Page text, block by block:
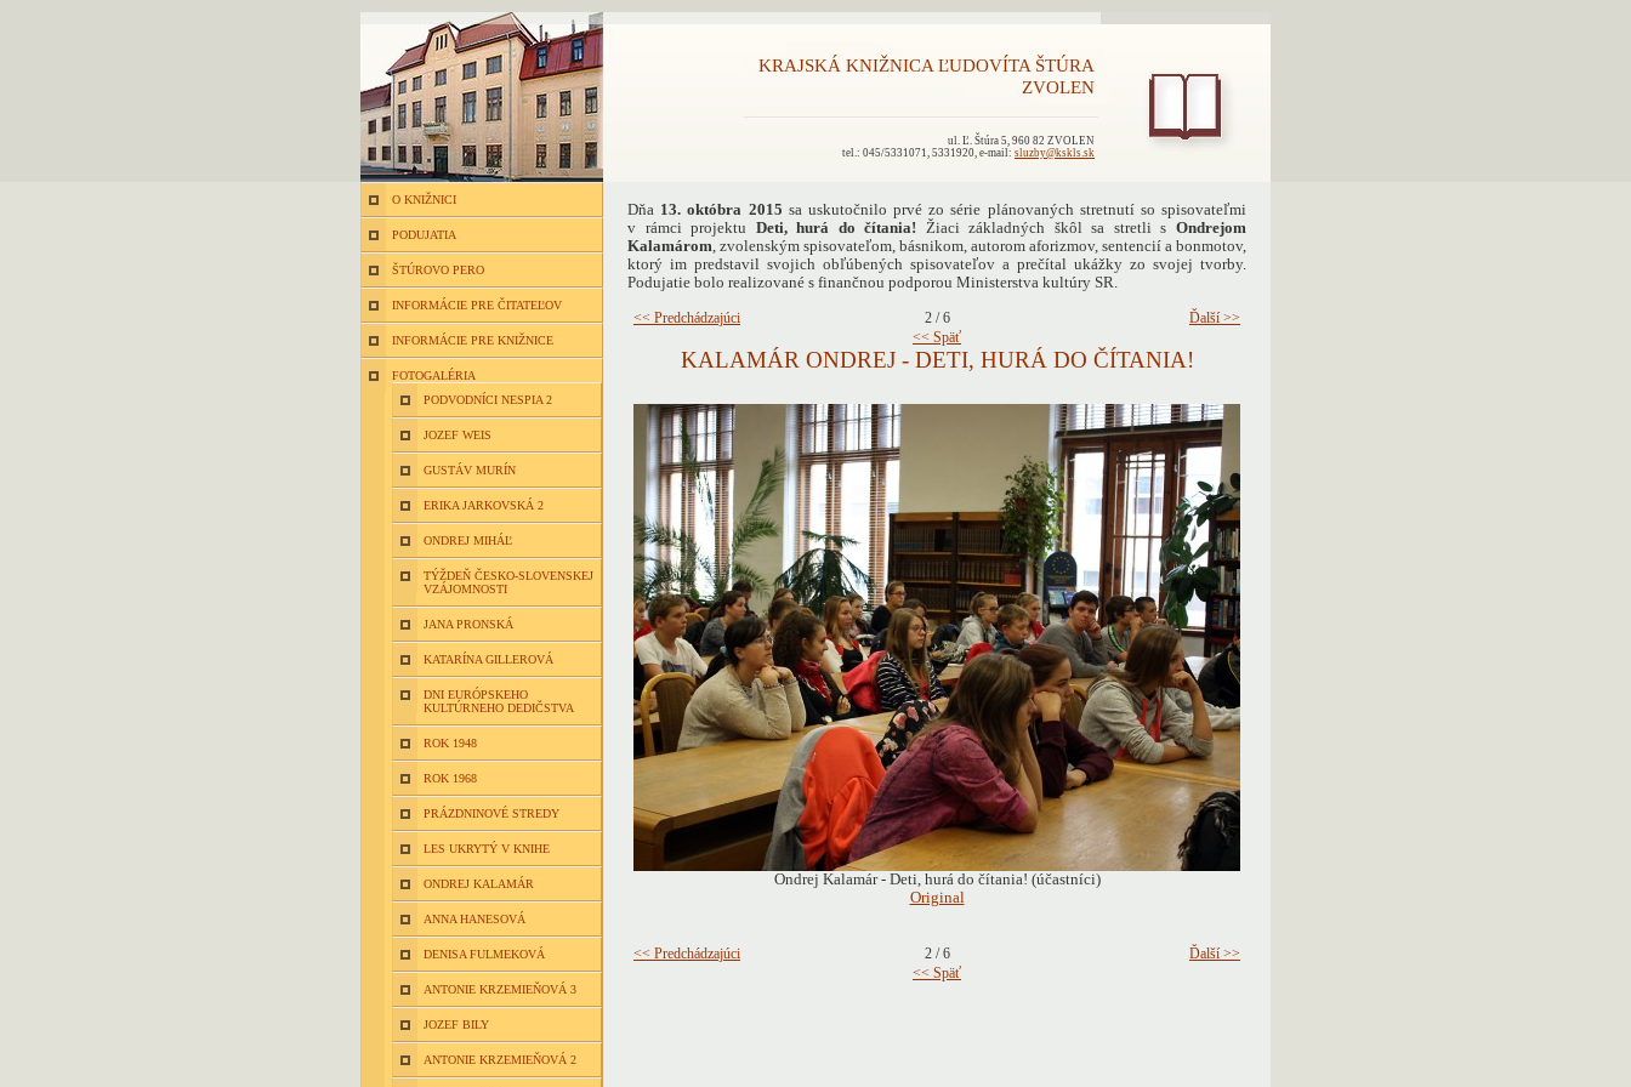
KRAJSKÁ KNIŽNICA ĽUDOVÍTA ŠTÚRA
ZVOLEN
ul. Ľ. Štúra 5, 960 82 ZVOLEN
tel.: 045/5331071, 5331920, e-mail: sluzby@kskls.sk
O KNIŽNICI
PODUJATIA
ŠTÚROVO PERO
INFORMÁCIE PRE ČITATEĽOV
INFORMÁCIE PRE KNIŽNICE
FOTOGALÉRIA
PODVODNÍCI NESPIA 2
JOZEF WEIS
GUSTÁV MURÍN
ERIKA JARKOVSKÁ 2
ONDREJ MIHÁĽ
TÝŽDEŇ ČESKO-SLOVENSKEJ
VZÁJOMNOSTI
JANA PRONSKÁ
KATARÍNA GILLEROVÁ
DNI EURÓPSKEHO
KULTÚRNEHO DEDIČSTVA
ROK 1948
ROK 1968
PRÁZDNINOVÉ STREDY
LES UKRYTÝ V KNIHE
ONDREJ KALAMÁR
ANNA HANESOVÁ
DENISA FULMEKOVÁ
ANTONIE KRZEMIEŇOVÁ 3
JOZEF BILY
ANTONIE KRZEMIEŇOVÁ 2
Dňa 13. októbra 2015 sa uskutočnilo prvé zo série plánovaných stretnutí so spisovateľmi
v rámci projektu Deti, hurá do čítania! Žiaci základných škôl sa stretli sOndrejom
Kalamárom, zvolenským spisovateľom, básnikom, autorom aforizmov, sentencií a bonmotov,
ktorý im predstavil svojich obľúbených spisovateľov a prečítal ukážky zo svojej tvorby.
Podujatie bolo realizované s finančnou podporou Ministerstva kultúry SR.
<< Predchádzajúci 2 / 6
Ďalší >>
<< Späť
KALAMÁR ONDREJ - DETI, HURÁ DO ČÍTANIA!
Ondrej Kalamár - Deti, hurá do čítania! (účastníci)
Original
<< Predchádzajúci 2 / 6
Ďalší >>
<< Späť